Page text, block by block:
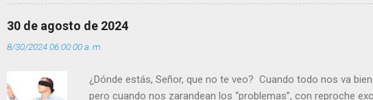
30 de agosto de 2024
8/30/2024 06:00:00 a. m.
¿Dónde estás, Señor, que no te veo? Cuando todo nos va
pero cuando nos zarandean los “problemas”, con reproche